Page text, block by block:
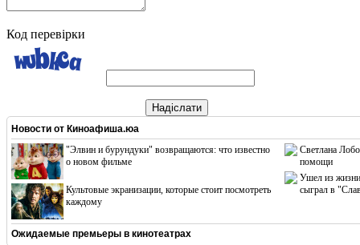
Код перевірки
Надіслати
Новости от Киноафиша.юа
"Элвин и бурундуки" возвращаются: что известно
о новом фильме
Культовые экранизации, которые стоит посмотреть
каждому
Светлана
помощи
Ушел из жизни
сыграл в
Ожидаемые премьеры в кинотеатрах